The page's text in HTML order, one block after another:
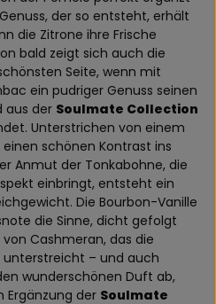
der so entsteht, erhält
die Zitrone ihre Frische
bald zeigt sich auch die
Seite, wenn mit
ein pudriger Genuss seinen
aus der Soulmate Collection
Unterstrichen von einem
einen schönen Kontrast ins
Anmut der Tonkabohne, die
einbringt, entsteht ein
Die Bourbon-Vanille
die Sinne, dicht gefolgt
Cashmeran, das die
unterstreicht – und auch
wunderschönen Duft ab,
Ergänzung der Soulmate